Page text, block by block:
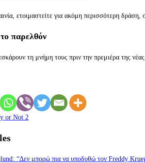
ετοιμαστείτε για ακόμη περισσότερη
παρελθόν
τη μνήμη τους πριν την πρεμιέρα της
or Not 2
“Δεν μπορώ πια να υποδυθώ τον Freddy